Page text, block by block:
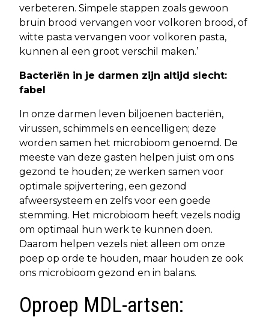
verbeteren. Simpele stappen zoals gewoon
bruin brood vervangen voor volkoren brood, of
witte pasta vervangen voor volkoren pasta,
kunnen al een groot verschil maken.’
Bacteriën in je darmen zijn altijd slecht:
fabel
In onze darmen leven biljoenen bacteriën,
virussen, schimmels en eencelligen; deze
worden samen het microbioom genoemd. De
meeste van deze gasten helpen juist om ons
gezond te houden; ze werken samen voor
optimale spijvertering, een gezond
afweersysteem en zelfs voor een goede
stemming. Het microbioom heeft vezels nodig
om optimaal hun werk te kunnen doen.
Daarom helpen vezels niet alleen om onze
poep op orde te houden, maar houden ze ook
ons microbioom gezond en in balans.
Oproep MDL-artsen: